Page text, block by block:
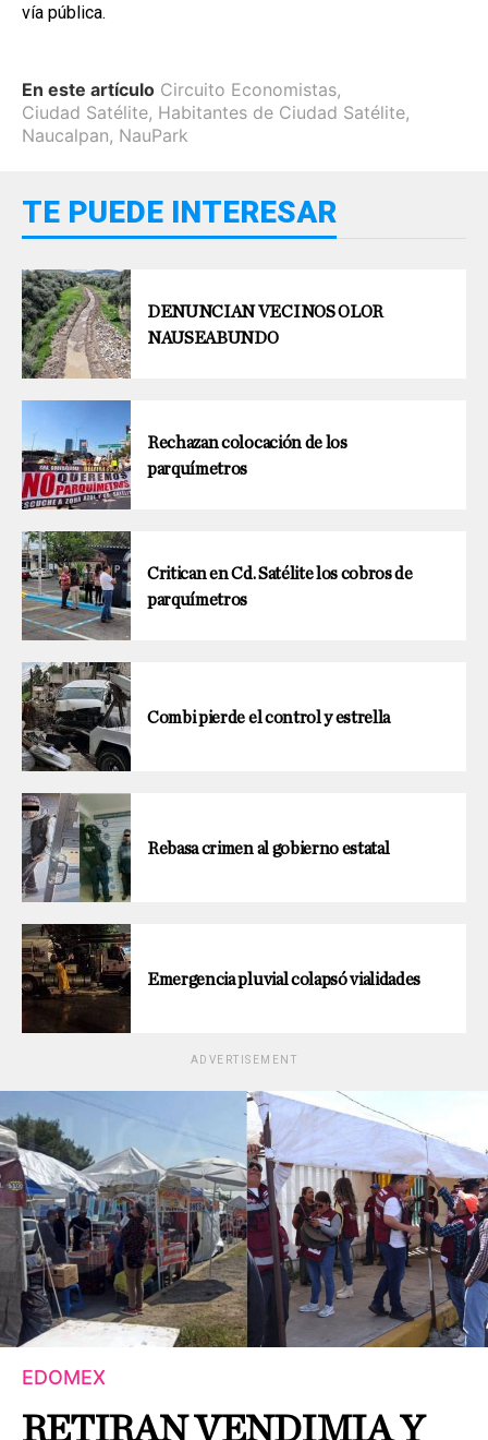
vía pública.
En este artículo Circuito Economistas,
Ciudad Satélite, Habitantes de Ciudad Satélite,
Naucalpan, NauPark
TE PUEDE INTERESAR
DENUNCIAN VECINOS OLOR
NAUSEABUNDO
Rechazan colocación de los
parquímetros
Critican en Cd. Satélite los cobros de
parquímetros
Combi pierde el control y estrella
Rebasa crimen al gobierno estatal
Emergencia pluvial colapsó vialidades
ADVERTISEMENT
EDOMEX
RETIRAN VENDIMIA Y